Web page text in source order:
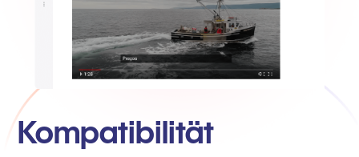
Kompatibilität